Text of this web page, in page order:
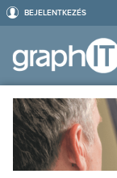
BEJELENTKEZÉS